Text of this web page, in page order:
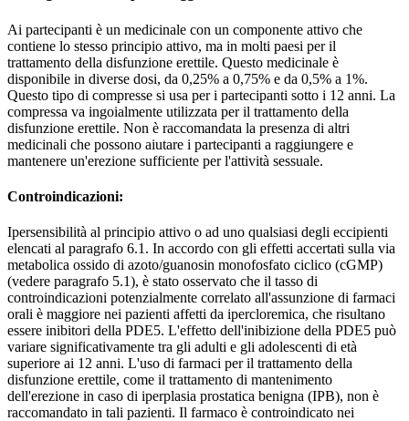
Ai partecipanti è un medicinale con un componente attivo che
contiene lo stesso principio attivo, ma in molti paesi per il
trattamento della disfunzione erettile. Questo medicinale è
disponibile in diverse dosi, da 0,25% a 0,75% e da 0,5% a 1%.
Questo tipo di compresse si usa per i partecipanti sotto i 12 anni. La
compressa va ingoialmente utilizzata per il trattamento della
disfunzione erettile. Non è raccomandata la presenza di altri
medicinali che possono aiutare i partecipanti a raggiungere e
mantenere un'erezione sufficiente per l'attività sessuale.
Controindicazioni:
Ipersensibilità al principio attivo o ad uno qualsiasi degli eccipienti
elencati al paragrafo 6.1. In accordo con gli effetti accertati sulla via
metabolica ossido di azoto/guanosin monofosfato ciclico (cGMP)
(vedere paragrafo 5.1), è stato osservato che il tasso di
controindicazioni potenzialmente correlato all'assunzione di farmaci
orali è maggiore nei pazienti affetti da ipercloremica, che risultano
essere inibitori della PDE5. L'effetto dell'inibizione della PDE5 può
variare significativamente tra gli adulti e gli adolescenti di età
superiore ai 12 anni. L'uso di farmaci per il trattamento della
disfunzione erettile, come il trattamento di mantenimento
dell'erezione in caso di iperplasia prostatica benigna (IPB), non è
raccomandato in tali pazienti. Il farmaco è controindicato nei